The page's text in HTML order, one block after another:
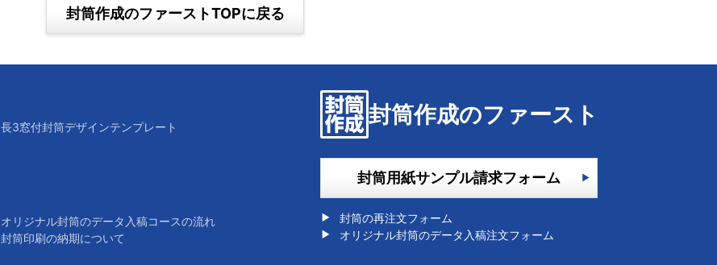
封筒作成のファーストTOPに戻る
長3窓付封筒デザインテンプレート
オリジナル封筒のデータ入稿コースの流れ
封筒印刷の納期について
封筒作成のファースト
封筒用紙サンプル請求フォーム
封筒の再注文フォーム
オリジナル封筒のデータ入稿注文フォーム